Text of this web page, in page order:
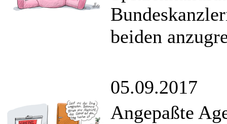
beiden
05.09.2017
Angepaßte